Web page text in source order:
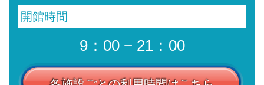
開館時間
9：00 − 21：00